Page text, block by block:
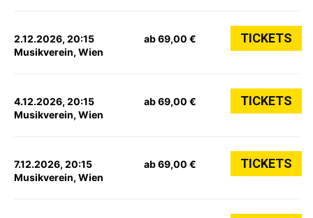
2.12.2026, 20:15
Musikverein, Wien
ab 69,00 € TICKETS
4.12.2026, 20:15
Musikverein, Wien
ab 69,00 € TICKETS
7.12.2026, 20:15
Musikverein, Wien
ab 69,00 € TICKETS